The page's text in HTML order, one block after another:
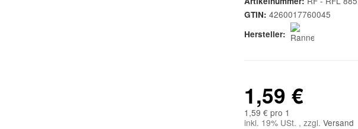
GTIN: 4260017760045
Hersteller:
1,59 €
1,59 € pro 1
inkl. 19% USt. , zzgl. Versand